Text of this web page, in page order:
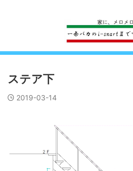
ステア下
2019-03-14